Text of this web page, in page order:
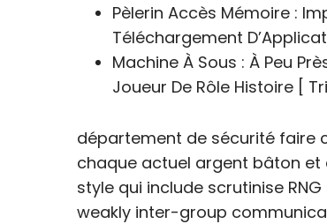
Pèlerin Accès Mémoire :
Téléchargement
Machine À Sous : À Peu
Joueur De Rôle Histoire [
département de sécurité faire
chaque actuel argent bâton et
style qui include scrutinise
weakly inter-group